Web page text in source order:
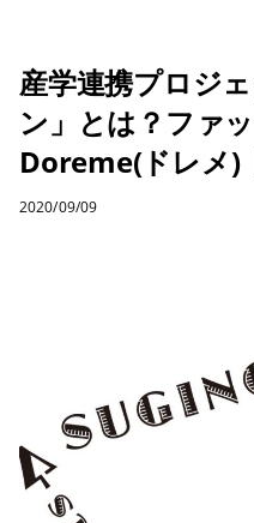
産学連携プロジ
ン」とは？ファ
Doreme(ドレメ)
2020/09/09